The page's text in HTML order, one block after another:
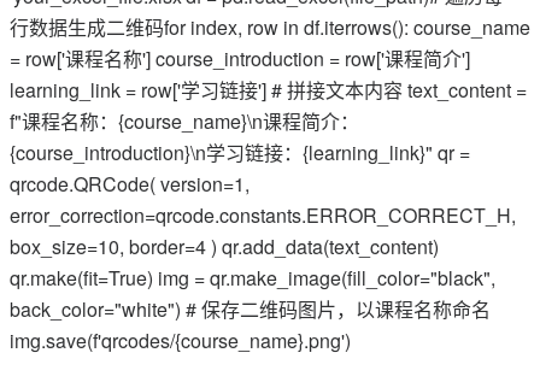
行数据生成二维码for index, row in df.iterrows(): course_name
= row['课程名称'] course_introduction = row['课程简介']
learning_link = row['学习链接'] # 拼接文本内容 text_content =
f"课程名称：{course_name}\n课程简介：
{course_introduction}\n学习链接：{learning_link}" qr =
qrcode.QRCode( version=1,
error_correction=qrcode.constants.ERROR_CORRECT_H,
box_size=10, border=4 ) qr.add_data(text_content)
qr.make(fit=True) img = qr.make_image(fill_color="black",
back_color="white") # 保存二维码图片，以课程名称命名
img.save(f'qrcodes/{course_name}.png')